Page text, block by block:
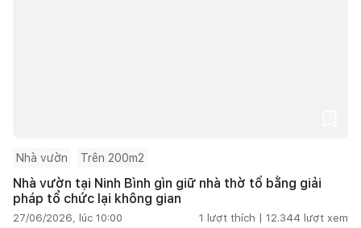
Nhà vườn Trên 200m2
Nhà vườn tại Ninh Bình gìn giữ nhà thờ tổ bằng giải
pháp tổ chức lại không gian
27/06/2026, lúc 10:00 1 lượt thích | 12.344 lượt xem